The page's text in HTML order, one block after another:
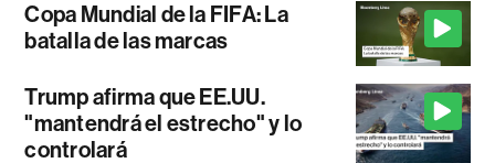
Copa Mundial de la FIFA: La
batalla de las marcas
Trump afirma que EE.UU.
"mantendrá el estrecho" y lo
controlará